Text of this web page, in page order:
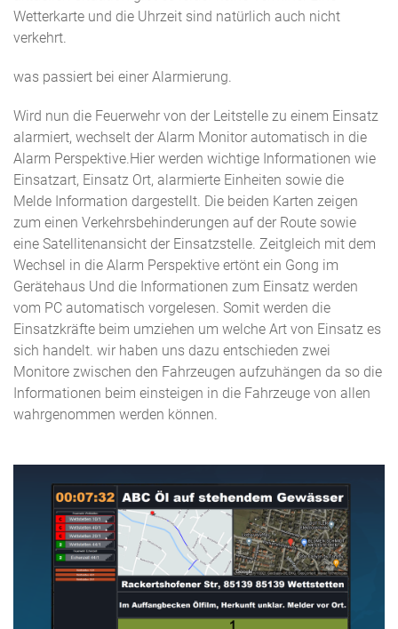
Wetterkarte und die Uhrzeit sind natürlich auch nicht
verkehrt.
was passiert bei einer Alarmierung.
Wird nun die Feuerwehr von der Leitstelle zu einem Einsatz
alarmiert, wechselt der Alarm Monitor automatisch in die
Alarm Perspektive.Hier werden wichtige Informationen wie
Einsatzart, Einsatz Ort, alarmierte Einheiten sowie die
Melde Information dargestellt. Die beiden Karten zeigen
zum einen Verkehrsbehinderungen auf der Route sowie
eine Satellitenansicht der Einsatzstelle. Zeitgleich mit dem
Wechsel in die Alarm Perspektive ertönt ein Gong im
Gerätehaus Und die Informationen zum Einsatz werden
vom PC automatisch vorgelesen. Somit werden die
Einsatzkräfte beim umziehen um welche Art von Einsatz es
sich handelt. wir haben uns dazu entschieden zwei
Monitore zwischen den Fahrzeugen aufzuhängen da so die
Informationen beim einsteigen in die Fahrzeuge von allen
wahrgenommen werden können.